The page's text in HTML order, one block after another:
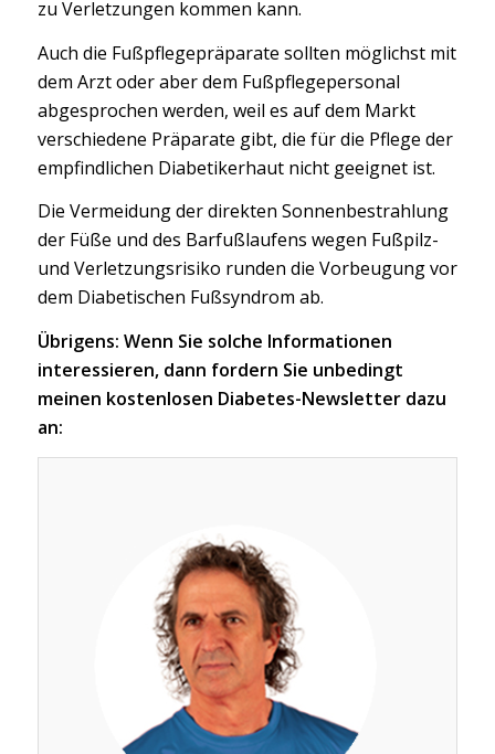
zu Verletzungen kommen kann.
Auch die Fußpflegepräparate sollten möglichst mit
dem Arzt oder aber dem Fußpflegepersonal
abgesprochen werden, weil es auf dem Markt
verschiedene Präparate gibt, die für die Pflege der
empfindlichen Diabetikerhaut nicht geeignet ist.
Die Vermeidung der direkten Sonnenbestrahlung
der Füße und des Barfußlaufens wegen Fußpilz-
und Verletzungsrisiko runden die Vorbeugung vor
dem Diabetischen Fußsyndrom ab.
Übrigens: Wenn Sie solche Informationen
interessieren, dann fordern Sie unbedingt
meinen kostenlosen Diabetes-Newsletter dazu
an: